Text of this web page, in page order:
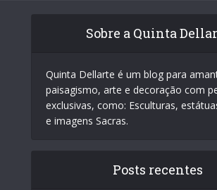
Sobre a Quinta
Quinta Dellarte é um blog para
paisagismo, arte e decoração com
exclusivas, como: Esculturas,
e imagens Sacras.
Posts recentes